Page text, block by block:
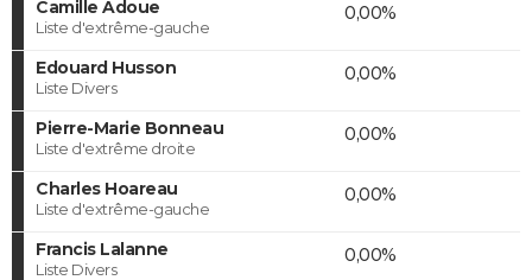
Camille Adoue
Liste d'extrême-gauche
0,00%
Edouard Husson
Liste Divers
0,00%
Pierre-Marie Bonneau
Liste d'extrême droite
0,00%
Charles Hoareau
Liste d'extrême-gauche
0,00%
Francis Lalanne
Liste Divers
0,00%